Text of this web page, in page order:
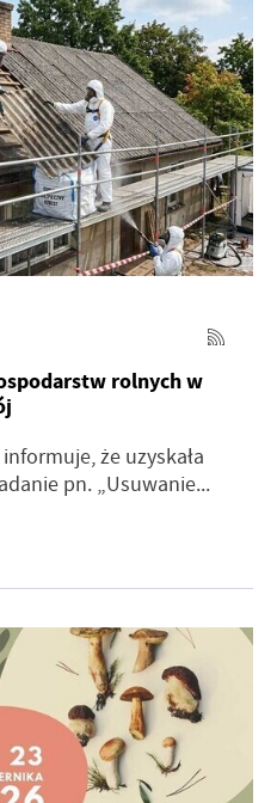
rolnych w
że uzyskała
pn. „Usuwanie...